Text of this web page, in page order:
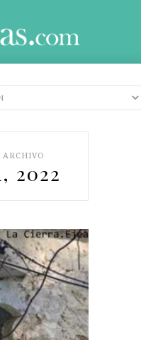
ARCHIVO
2022